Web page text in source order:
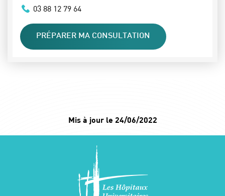
03 88 12 79 64
PRÉPARER MA CONSULTATION
Mis à jour le 24/06/2022